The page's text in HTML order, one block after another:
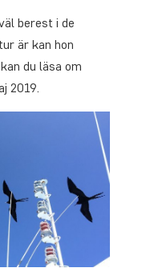
berest i de
är kan hon
du läsa om
2019.